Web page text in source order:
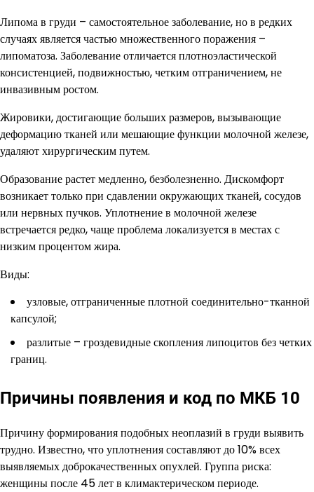
Липома в груди – самостоятельное заболевание, но в редких
случаях является частью множественного поражения –
липоматоза. Заболевание отличается плотноэластической
консистенцией, подвижностью, четким отграничением, не
инвазивным ростом.
Жировики, достигающие больших размеров, вызывающие
деформацию тканей или мешающие функции молочной железе,
удаляют хирургическим путем.
Образование растет медленно, безболезненно. Дискомфорт
возникает только при сдавлении окружающих тканей, сосудов
или нервных пучков. Уплотнение в молочной железе
встречается редко, чаще проблема локализуется в местах с
низким процентом жира.
Виды:
узловые, отграниченные плотной соединительно-тканной
капсулой;
разлитые – гроздевидные скопления липоцитов без четких
границ.
Причины появления и код по МКБ 10
Причину формирования подобных неоплазий в груди выявить
трудно. Известно, что уплотнения составляют до 10% всех
выявляемых доброкачественных опухлей. Группа риска:
женщины после 45 лет в климактерическом периоде.